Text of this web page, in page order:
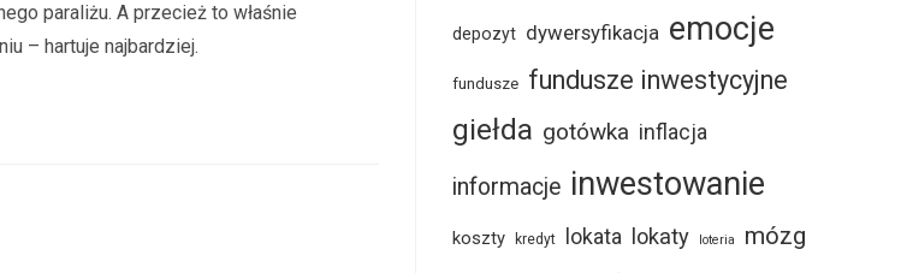
paraliżu. A przecież to właśnie
– hartuje najbardziej.
depozyt dywersyfikacja emocje
fundusze fundusze inwestycyjne
giełda gotówka inflacja
informacje inwestowanie
koszty kredyt lokata lokaty loteria mózg